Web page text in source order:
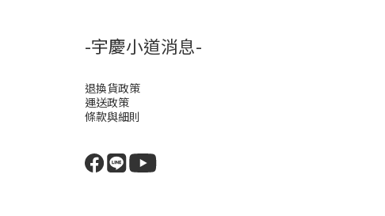
-宇慶小道消息-
退換貨政策
運送政策
條款與細則